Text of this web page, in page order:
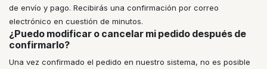
de envío y pago. Recibirás una confirmación por correo
electrónico en cuestión de minutos.
¿Puedo modificar o cancelar mi pedido después de
confirmarlo?
Una vez confirmado el pedido en nuestro sistema, no es posible